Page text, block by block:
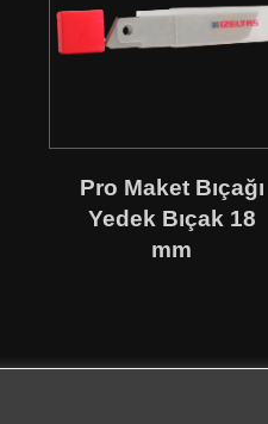
Pro Maket Bıçağı
Yedek Bıçak 18
mm